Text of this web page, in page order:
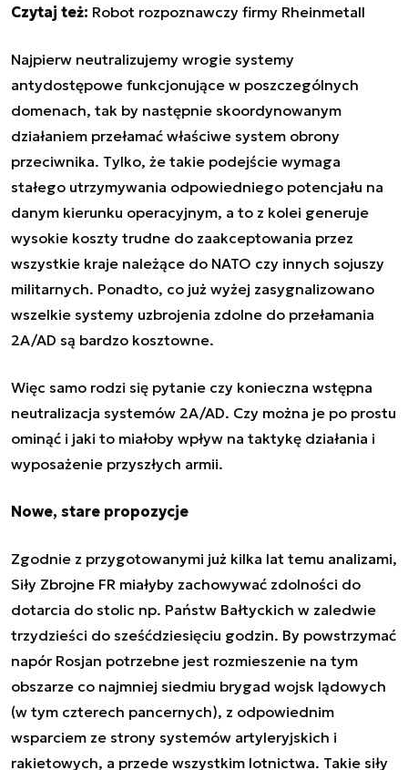
Czytaj też: Robot rozpoznawczy firmy Rheinmetall
Najpierw neutralizujemy wrogie systemy
antydostępowe funkcjonujące w poszczególnych
domenach, tak by następnie skoordynowanym
działaniem przełamać właściwe system obrony
przeciwnika. Tylko, że takie podejście wymaga
stałego utrzymywania odpowiedniego potencjału na
danym kierunku operacyjnym, a to z kolei generuje
wysokie koszty trudne do zaakceptowania przez
wszystkie kraje należące do NATO czy innych sojuszy
militarnych. Ponadto, co już wyżej zasygnalizowano
wszelkie systemy uzbrojenia zdolne do przełamania
2A/AD są bardzo kosztowne.
Więc samo rodzi się pytanie czy konieczna wstępna
neutralizacja systemów 2A/AD. Czy można je po prostu
ominąć i jaki to miałoby wpływ na taktykę działania i
wyposażenie przyszłych armii.
Nowe, stare propozycje
Zgodnie z przygotowanymi już kilka lat temu analizami,
Siły Zbrojne FR miałyby zachowywać zdolności do
dotarcia do stolic np. Państw Bałtyckich w zaledwie
trzydzieści do sześćdziesięciu godzin. By powstrzymać
napór Rosjan potrzebne jest rozmieszenie na tym
obszarze co najmniej siedmiu brygad wojsk lądowych
(w tym czterech pancernych), z odpowiednim
wsparciem ze strony systemów artyleryjskich i
rakietowych, a przede wszystkim lotnictwa. Takie siły